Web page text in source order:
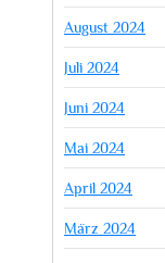
August 2024
Juli 2024
Juni 2024
Mai 2024
April 2024
März 2024